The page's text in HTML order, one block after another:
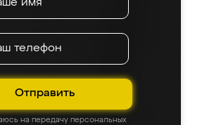
Отправить
на передачу персональных